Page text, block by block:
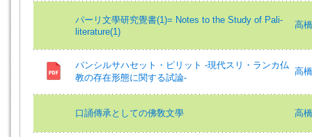
パーリ文學研究覺書(1)= Notes to the Study of Pali-
literature(1)
高
パンシルサハセット・ピリット -現代スリ・ランカ仏
教の存在形態に関する試論-
高
口誦傳承としての佛敎文學 高